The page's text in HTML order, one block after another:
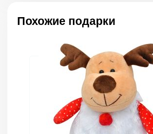
Похожие подарки